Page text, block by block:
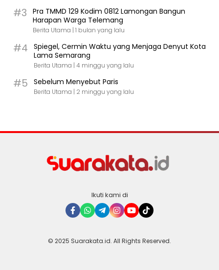
#3
Pra TMMD 129 Kodim 0812 Lamongan Bangun
Harapan Warga Telemang
Berita Utama | 1 bulan yang lalu
#4
Spiegel, Cermin Waktu yang Menjaga Denyut Kota
Lama Semarang
Berita Utama | 4 minggu yang lalu
#5 Sebelum Menyebut Paris
Berita Utama | 2 minggu yang lalu
Ikuti kami di
© 2025 Suarakata.id. All Rights Reserved.